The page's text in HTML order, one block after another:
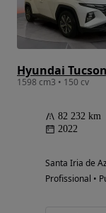
Hyundai
1598 cm3 • 150 cv
82 232 km
2022
Santa Iria de
Profissional •